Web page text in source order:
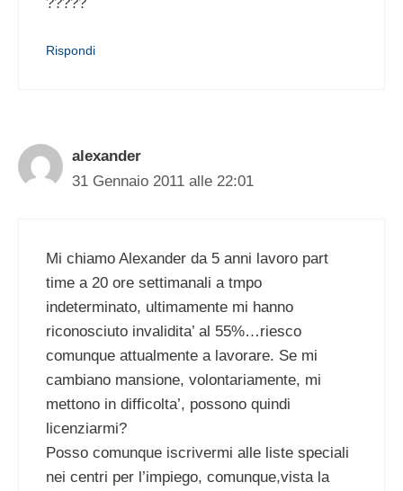
Rispondi
alexander
31 Gennaio 2011 alle 22:01
Mi chiamo Alexander da 5 anni lavoro part
time a 20 ore settimanali a tmpo
indeterminato, ultimamente mi hanno
riconosciuto invalidita’ al 55%…riesco
comunque attualmente a lavorare. Se mi
cambiano mansione, volontariamente, mi
mettono in difficolta’, possono quindi
licenziarmi?
Posso comunque iscrivermi alle liste speciali
nei centri per l’impiego, comunque,vista la